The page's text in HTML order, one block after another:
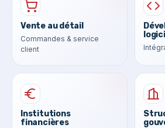
Vente au détail
Commandes & service
client
Institutions
financières